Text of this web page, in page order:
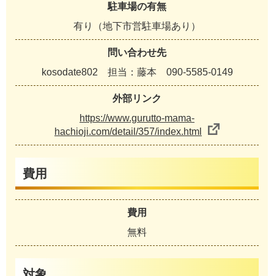
駐車場の有無
有り（地下市営駐車場あり）
問い合わせ先
kosodate802 担当：藤本 090-5585-0149
外部リンク
https://www.gurutto-mama-
hachioji.com/detail/357/index.html
費用
費用
無料